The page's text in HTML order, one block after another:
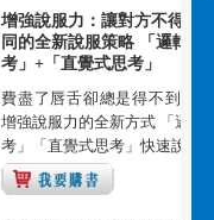
增強說服力：讓對方不得不認
同的全新說服策略 「邏輯思
考」+「直覺式思考」
費盡了唇舌卻總是得不到認同?
增強說服力的全新方式 「邏輯思
考」「直覺式思考」快速說服...